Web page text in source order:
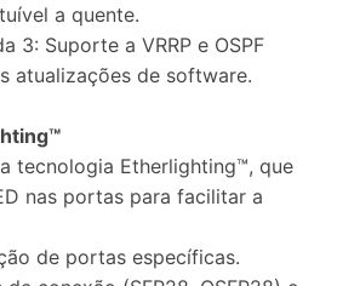
a quente.
3: Suporte a VRRP e OSPF
atualizações de software.
tecnologia Etherlighting™, que
nas portas para facilitar a
de portas específicas.